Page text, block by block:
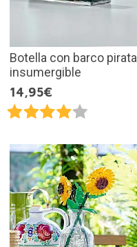
Botella con barco pirata
insumergible
14,95€